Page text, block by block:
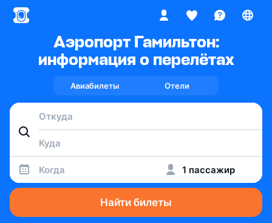
Аэропорт Гамильтон:
информация о перелётах
Авиабилеты Отели
Когда 1 пассажир
Найти билеты